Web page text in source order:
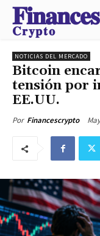
𝐅𝐢𝐧𝐚𝐧𝐜𝐞𝐬
𝐂𝐫𝐲𝐩𝐭𝐨
NOTICIAS DEL MERCADO
Bitcoin
tensión por
EE.UU.
Por Financescrypto